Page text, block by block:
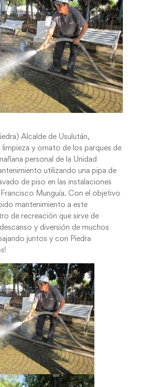
Alcalde de Usulután,
limpieza y ornato de los parques de
personal de la Unidad
utilizando una pipa de
de piso en las instalaciones
Francisco Munguía. Con el objetivo
mantenimiento a este
de recreación que sirve de
y diversión de muchos
juntos y con Piedra